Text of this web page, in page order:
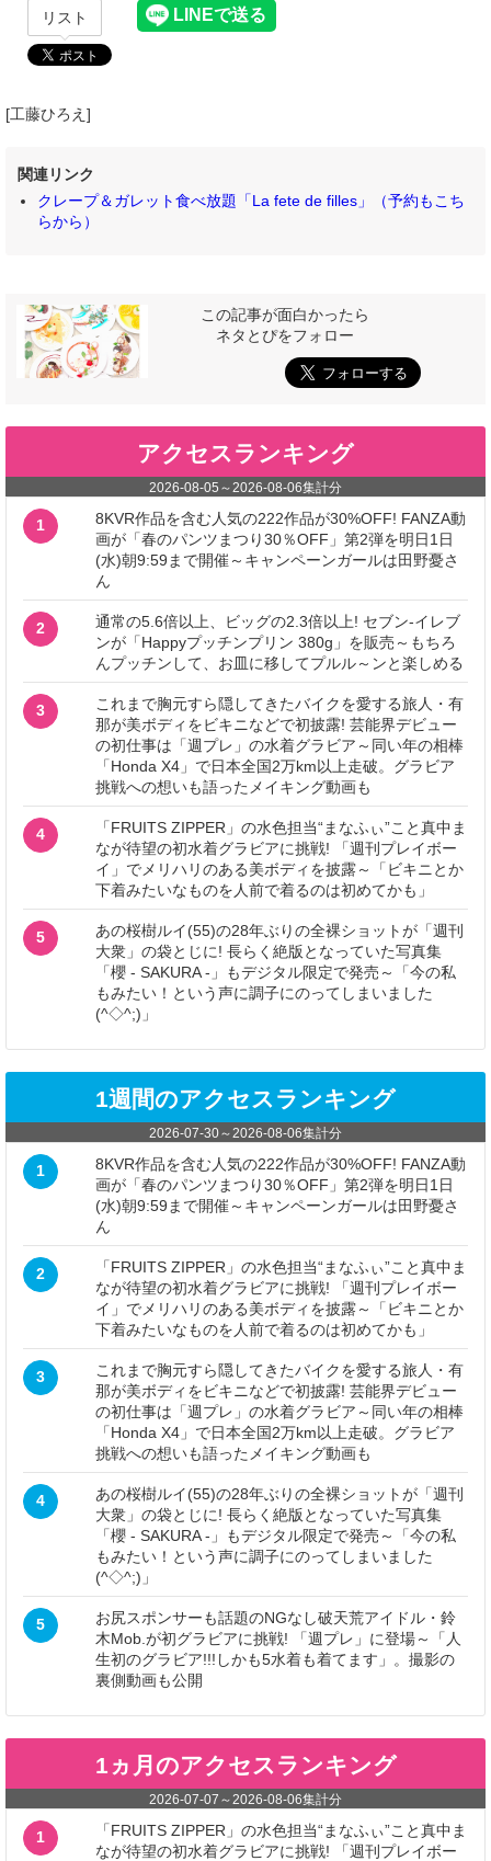
リスト
[工藤ひろえ]
関連リンク
クレープ＆ガレット食べ放題「La fete de filles」（予約もこち
らから）
この記事が面白かったら
ネタとぴをフォロー
アクセスランキング
2026-08-05 ～ 2026-08-06集計分
1
8KVR作品を含む人気の222作品が30%OFF! FANZA動
画が「春のパンツまつり30％OFF」第2弾を明日1日
(水)朝9:59まで開催～キャンペーンガールは田野憂さ
ん
2
通常の5.6倍以上、ビッグの2.3倍以上! セブン‐イレブ
ンが「Happyプッチンプリン 380g」を販売～もちろ
んプッチンして、お皿に移してプルル～ンと楽しめる
3
これまで胸元すら隠してきたバイクを愛する旅人・有
那が美ボディをビキニなどで初披露! 芸能界デビュー
の初仕事は「週プレ」の水着グラビア～同い年の相棒
「Honda X4」で日本全国2万km以上走破。グラビア
挑戦への想いも語ったメイキング動画も
4
「FRUITS ZIPPER」の水色担当“まなふぃ”こと真中ま
なが待望の初水着グラビアに挑戦! 「週刊プレイボー
イ」でメリハリのある美ボディを披露～「ビキニとか
下着みたいなものを人前で着るのは初めてかも」
5
あの桜樹ルイ(55)の28年ぶりの全裸ショットが「週刊
大衆」の袋とじに! 長らく絶版となっていた写真集
「櫻 - SAKURA -」もデジタル限定で発売～「今の私
もみたい！という声に調子にのってしまいました
(^◇^;)」
1週間のアクセスランキング
2026-07-30～ 2026-08-06集計分
1
8KVR作品を含む人気の222作品が30%OFF! FANZA動
画が「春のパンツまつり30％OFF」第2弾を明日1日
(水)朝9:59まで開催～キャンペーンガールは田野憂さ
ん
2
「FRUITS ZIPPER」の水色担当“まなふぃ”こと真中ま
なが待望の初水着グラビアに挑戦! 「週刊プレイボー
イ」でメリハリのある美ボディを披露～「ビキニとか
下着みたいなものを人前で着るのは初めてかも」
3
これまで胸元すら隠してきたバイクを愛する旅人・有
那が美ボディをビキニなどで初披露! 芸能界デビュー
の初仕事は「週プレ」の水着グラビア～同い年の相棒
「Honda X4」で日本全国2万km以上走破。グラビア
挑戦への想いも語ったメイキング動画も
4
あの桜樹ルイ(55)の28年ぶりの全裸ショットが「週刊
大衆」の袋とじに! 長らく絶版となっていた写真集
「櫻 - SAKURA -」もデジタル限定で発売～「今の私
もみたい！という声に調子にのってしまいました
(^◇^;)」
5
お尻スポンサーも話題のNGなし破天荒アイドル・鈴
木Mob.が初グラビアに挑戦! 「週プレ」に登場～「人
生初のグラビア!!!しかも5水着も着てます」。撮影の
裏側動画も公開
1ヵ月のアクセスランキング
2026-07-07 ～ 2026-08-06集計分
1
「FRUITS ZIPPER」の水色担当“まなふぃ”こと真中ま
なが待望の初水着グラビアに挑戦! 「週刊プレイボー